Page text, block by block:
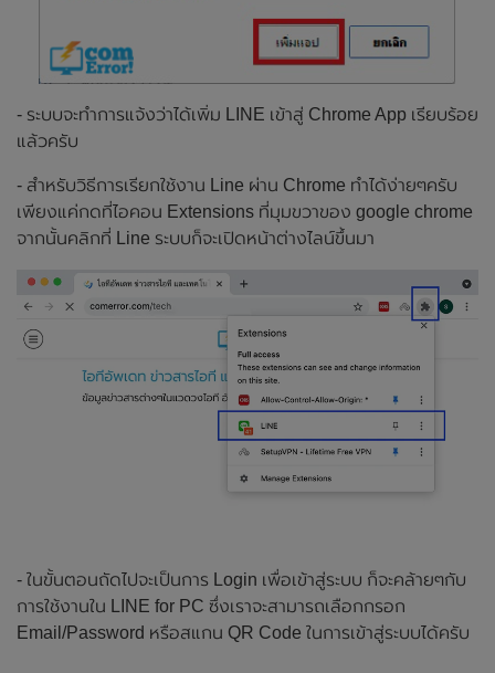
- ระบบจะทำการแจ้งว่าได้เพิ่ม LINE เข้าสู่ Chrome App เรียบร้อย
แล้วครับ
- สำหรับวิธีการเรียกใช้งาน Line ผ่าน Chrome ทำได้ง่ายๆครับ
เพียงแค่กดที่ไอคอน Extensions ที่มุมขวาของ google chrome
จากนั้นคลิกที่ Line ระบบก็จะเปิดหน้าต่างไลน์ขึ้นมา
- ในขั้นตอนถัดไปจะเป็นการ Login เพื่อเข้าสู่ระบบ ก็จะคล้ายๆกับ
การใช้งานใน LINE for PC ซึ่งเราจะสามารถเลือกกรอก
Email/Password หรือสแกน QR Code ในการเข้าสู่ระบบได้ครับ